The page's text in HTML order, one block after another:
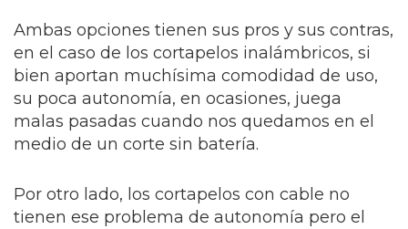
Ambas opciones tienen sus pros y sus contras,
en el caso de los cortapelos inalámbricos, si
bien aportan muchísima comodidad de uso,
su poca autonomía, en ocasiones, juega
malas pasadas cuando nos quedamos en el
medio de un corte sin batería.
Por otro lado, los cortapelos con cable no
tienen ese problema de autonomía pero el